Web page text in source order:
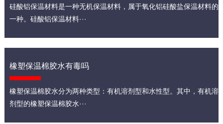
硅酸铝保温材料是一种无机保温材料，属于氧化铝硅酸盐保温材料的
一种。硅酸铝保温材料···
橡塑保温棉胶水有毒吗
橡塑保温棉胶水分为两种类型：有机溶剂型和水性型。其中，有机溶
剂型的橡塑保温棉胶水···